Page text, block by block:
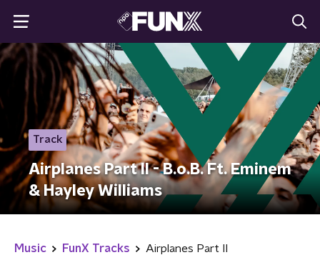
Track
Airplanes Part II - B.o.B. Ft. Eminem
& Hayley Williams
Music FunX Tracks Airplanes Part II